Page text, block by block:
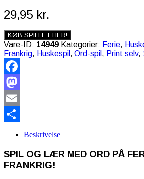
29,95 kr.
KØB SPILLET HER!
Vare-ID: 14949 Kategorier: Ferie,
Frankrig, Huskespil , Ord-spil , Print selv,
Facebook
Mastodon
Email
Beskrivelse
SPIL OG LÆR MED ORD PÅ
FRANKRIG!